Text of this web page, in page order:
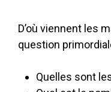
D’où viennent les
question
Quelles sont